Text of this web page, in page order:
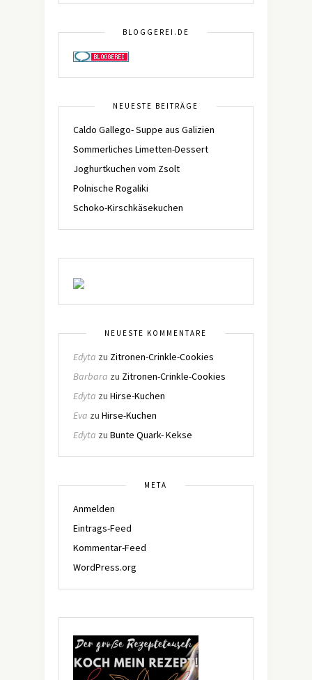
BLOGGEREI.DE
NEUESTE BEITRÄGE
Caldo Gallego- Suppe aus Galizien
Sommerliches Limetten-Dessert
Joghurtkuchen vom Zsolt
Polnische Rogaliki
Schoko-Kirschkäsekuchen
NEUESTE KOMMENTARE
Edyta zu Zitronen-Crinkle-Cookies
Barbara zu Zitronen-Crinkle-Cookies
Edyta zu Hirse-Kuchen
Eva zu Hirse-Kuchen
Edyta zu Bunte Quark- Kekse
META
Anmelden
Eintrags-Feed
Kommentar-Feed
WordPress.org